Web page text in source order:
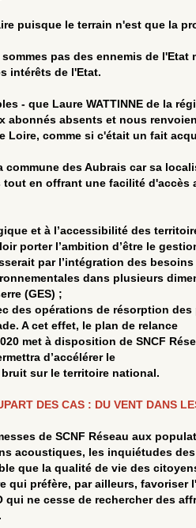
puisque le terrain n'est que la
sommes pas des ennemis de
intérêts de l'Etat.
- que Laure WATTINNE de la
abonnés absents et nous
Loire, comme si c'était un fait
des Aubrais car sa
en offrant une facilité d'accès
et à l’accessibilité des
porter l’ambition d’être le
par l’intégration des
dans plusieurs
(GES) ;
des opérations de résorption
A cet effet, le plan de relance
met à disposition de SNCF
d’accélérer le
sur le territoire national.
DES CAS : DU VENT DANS
de SCNF Réseau aux
acoustiques, les inquiétudes
que la qualité de vie des
qui préfère, par ailleurs,
qui ne cesse de rechercher des